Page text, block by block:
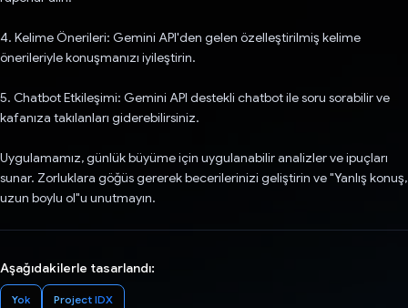
4. Kelime Önerileri: Gemini API'den gelen özelleştirilmiş kelime
önerileriyle konuşmanızı iyileştirin.
5. Chatbot Etkileşimi: Gemini API destekli chatbot ile soru sorabilir ve
kafanıza takılanları giderebilirsiniz.
Uygulamamız, günlük büyüme için uygulanabilir analizler ve ipuçları
sunar. Zorluklara göğüs gererek becerilerinizi geliştirin ve "Yanlış konuş,
uzun boylu ol"u unutmayın.
Aşağıdakilerle tasarlandı:
Yok Project IDX